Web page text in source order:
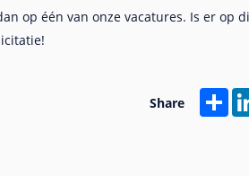
op één van onze vacatures. Is er op
Share